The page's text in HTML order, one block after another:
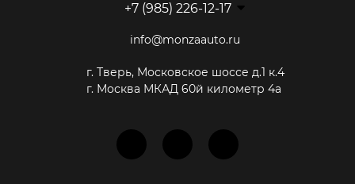
+7 (985) 226-12-17
info@monzaauto.ru
г. Тверь, Московское шоссе д.1 к.4
г. Москва МКАД 60й километр 4а